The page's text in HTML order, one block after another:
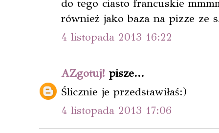
do tego ciasto francuskie
również jako baza na pizze ze
4 listopada 2013 16:22
AZgotuj! pisze...
Ślicznie je przedstawiłaś:)
4 listopada 2013 17:06